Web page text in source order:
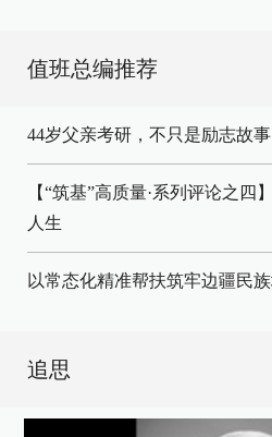
值班总编推荐
44岁父亲考研，不只是励志故事
【“筑基”高质量·系列评论之四
人生
以常态化精准帮扶筑牢边疆民
追思